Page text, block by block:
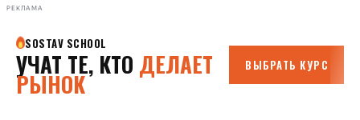
РЕКЛАМА